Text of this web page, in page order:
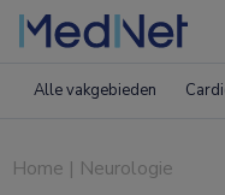
Alle vakgebieden
Home | Neurologie